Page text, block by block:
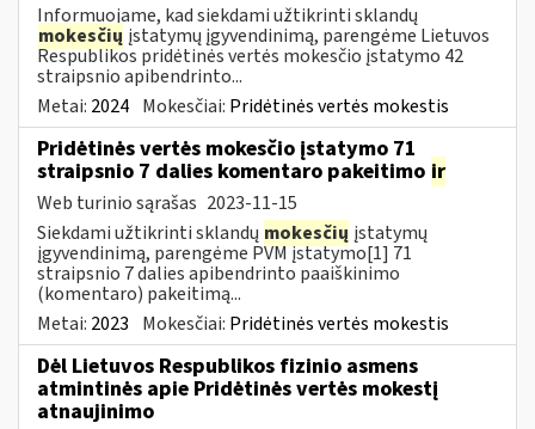
Informuojame, kad siekdami užtikrinti sklandų
mokesčių įstatymų įgyvendinimą, parengėme Lietuvos
Respublikos pridėtinės vertės mokesčio įstatymo 42
straipsnio apibendrinto...
Metai: 2024 Mokesčiai: Pridėtinės vertės mokestis
Pridėtinės vertės mokesčio įstatymo 71
straipsnio 7 dalies komentaro pakeitimo ir
Web turinio sąrašas 2023-11-15
Siekdami užtikrinti sklandų mokesčių įstatymų
įgyvendinimą, parengėme PVM įstatymo[1] 71
straipsnio 7 dalies apibendrinto paaiškinimo
(komentaro) pakeitimą...
Metai: 2023 Mokesčiai: Pridėtinės vertės mokestis
Dėl Lietuvos Respublikos fizinio asmens
atmintinės apie Pridėtinės vertės mokestį
atnaujinimo